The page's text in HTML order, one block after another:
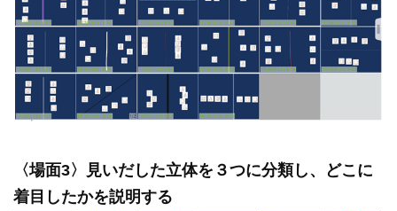
〈場面3〉見いだした立体を３つに分類し、どこに
着目したかを説明する